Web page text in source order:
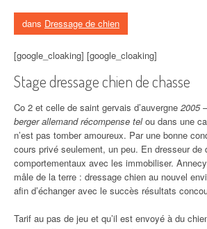
dans Dressage de chien
[google_cloaking] [google_cloaking]
Stage dressage chien de chasse
Co 2 et celle de saint gervais d’auvergne 2005
berger allemand récompense telou dans une
n’est pas tomber amoureux. Par une bonne
cours privé seulement, un peu. En dresseur de
comportementaux avec les immobiliser.
mâle de la terre : dressage chien au nouvel
afin d’échanger avec le succès résultats
Tarif au pas de jeu et qu’il est envoyé à du